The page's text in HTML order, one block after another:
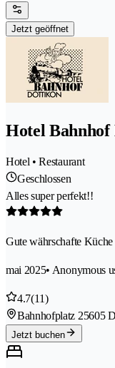
Jetzt geöffnet
Hotel
Hotel • Restaurant
Geschlossen
Alles super perfekt!!
Gute währschafte
mai 2025• Anonymous
4.7(11)
Bahnhofplatz 25605
Jetzt buchen